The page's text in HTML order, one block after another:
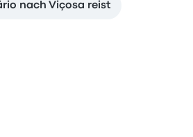
nach Viçosa reist